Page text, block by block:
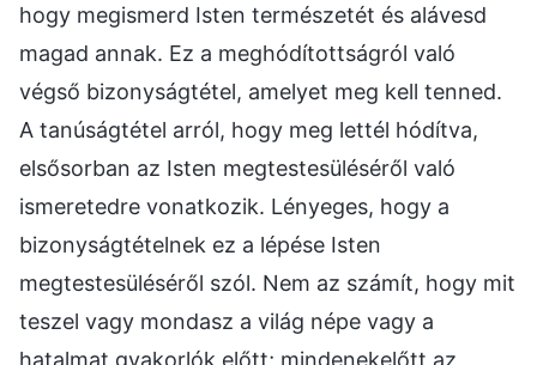
hogy megismerd Isten természetét és alávesd
magad annak. Ez a meghódítottságról való
végső bizonyságtétel, amelyet meg kell tenned.
A tanúságtétel arról, hogy meg lettél hódítva,
elsősorban az Isten megtestesüléséről való
ismeretedre vonatkozik. Lényeges, hogy a
bizonyságtételnek ez a lépése Isten
megtestesüléséről szól. Nem az számít, hogy mit
teszel vagy mondasz a világ népe vagy a
hatalmat gyakorlók előtt; mindenekelőtt az